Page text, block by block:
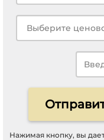
Нажимая кнопку, вы